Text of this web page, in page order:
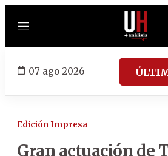
Menú
07 ago 2026
Edición Impresa
Gran actuación de